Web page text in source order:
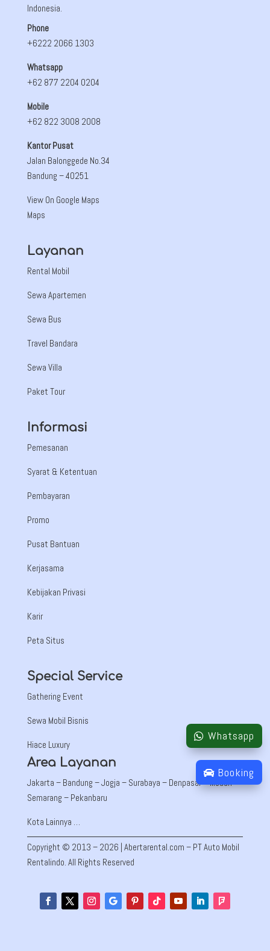
Indonesia.
Phone
+6222 2066 1303
Whatsapp
+62 877 2204 0204
Mobile
+62 822 3008 2008
Kantor Pusat
Jalan Balonggede No.34
Bandung – 40251
View On Google Maps
Maps
Layanan
Rental Mobil
Sewa Apartemen
Sewa Bus
Travel Bandara
Sewa Villa
Paket Tour
Informasi
Pemesanan
Syarat & Ketentuan
Pembayaran
Promo
Pusat Bantuan
Kerjasama
Kebijakan Privasi
Karir
Peta Situs
Special Service
Gathering Event
Sewa Mobil Bisnis
Hiace Luxury
Area Layanan
Jakarta – Bandung – Jogja – Surabaya – Denpasar – Medan –
Semarang – Pekanbaru
Kota Lainnya …
Copyright © 2013 – 2026 | Abertarental.com – PT Auto Mobil
Rentalindo. All Rights Reserved
Whatsapp
Booking